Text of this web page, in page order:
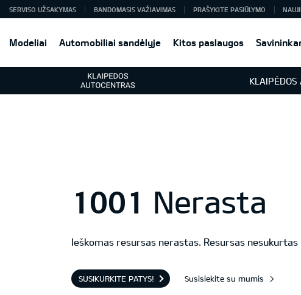
Modeliai Automobiliai sandėlyje Kitos paslaugos
SERVISO UŽSAKYMAS BANDOMASIS VAŽIAVIMAS PRAŠYKITE PASIŪLYMO
KLAIPĖDOS
1001 Nerasta
Ieškomas resursas nerastas. Resursas nesukurtas
SUSIKURKITE PATYS! Susisiekite su mumis